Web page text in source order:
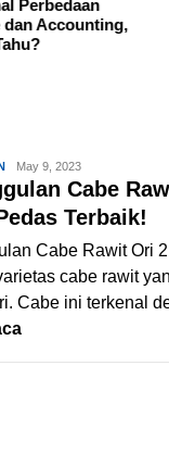
Menghapus Daftar
Rekening BCA
Banking!
Akhmad
Saikuddin
May 9, 2023
Cabe
Terbaik!
Cabe Rawit Ori
cabe rawit
Cabe ini terkenal